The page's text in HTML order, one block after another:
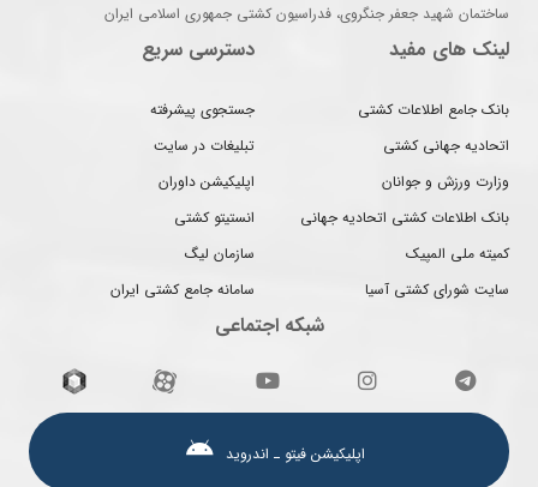
ساختمان شهید جعفر جنگروی، فدراسیون کشتی جمهوری اسلامی ایران
لینک های مفید
بانک جامع اطلاعات کشتی
اتحادیه جهانی کشتی
وزارت ورزش و جوانان
بانک اطلاعات کشتی اتحادیه جهانی
کمیته ملی المپیک
سایت شورای کشتی آسیا
دسترسی سریع
جستجوی پیشرفته
تبلیغات در سایت
اپلیکیشن داوران
انستیتو کشتی
سازمان لیگ
سامانه جامع کشتی ایران
شبکه اجتماعی
اپلیکیشن فیتو ـ اندروید